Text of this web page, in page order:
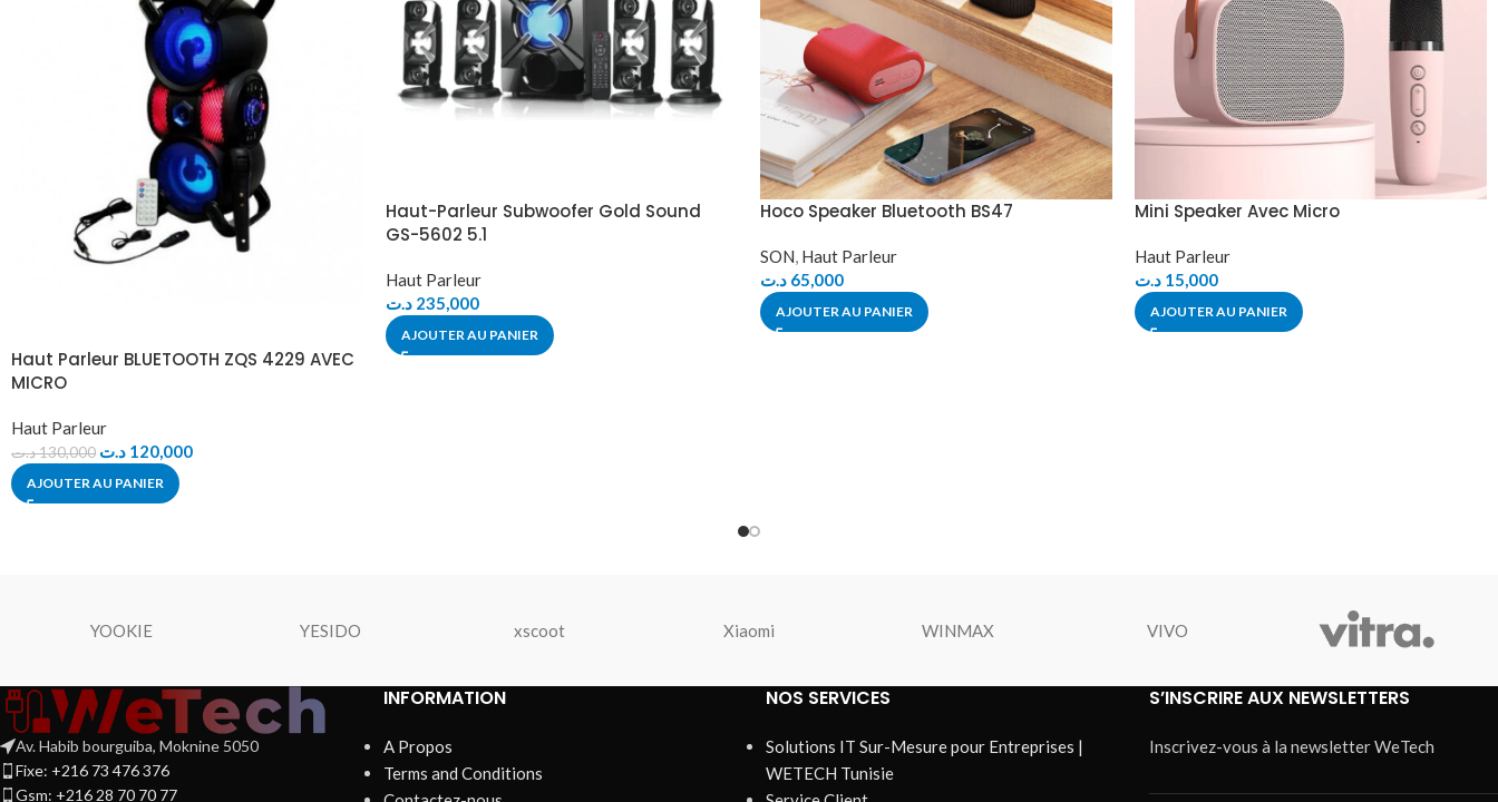
Haut Parleur BLUETOOTH ZQS 4229 AVEC
MICRO
Haut Parleur
130,000د.ت 120,000 د.ت
AJOUTER AU PANIER
Haut-Parleur Subwoofer Gold Sound
GS-5602 5.1
Haut Parleur
235,000 د.ت
AJOUTER AU PANIER
Hoco Speaker Bluetooth BS47
SON, Haut Parleur
65,000 د.ت
AJOUTER AU PANIER
Mini Speaker Avec Micro
Haut Parleur
15,000 د.ت
AJOUTER AU PANIER
YOOKIE YESIDO xscoot Xiaomi WINMAX VIVO
Av. Habib bourguiba, Moknine 5050
Fixe: +216 73 476 376
Gsm: +216 28 70 70 77
INFORMATION
A Propos
Terms and Conditions
NOS SERVICES
Solutions IT Sur-Mesure pour Entreprises |
WETECH Tunisie
S’INSCRIRE AUX NEWSLETTERS
Inscrivez-vous à la newsletter WeTech